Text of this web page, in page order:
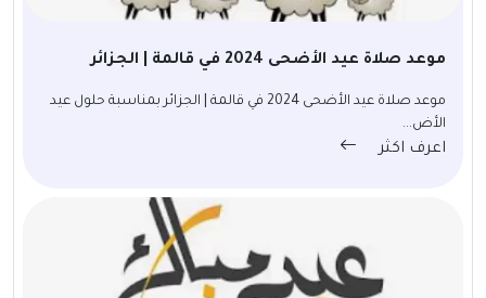
موعد صلاة عيد الأضحى 2024 في قالمة | الجزائر
موعد صلاة عيد الأضحى 2024 في قالمة | الجزائر بمناسبة حلول عيد
الأض...
اعرف اكثر